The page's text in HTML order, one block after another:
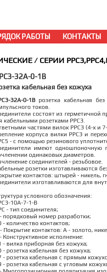
РАБОТЫ КОНТАКТЫ
/ СЕРИИ
32А-0-1В
кабельная без кожуха
32А-0-1Врозетка кабельная
токов.
состоят из герметичной
кабельными розетками РРСЗ.
частями вилок РРСЗ (4-х и
корпуса вилки РРСЗ и
- с помощью резинового
имеют одношпоночную
одинаковых диаметров.
соединителей - резьбовое.
розетки изготавливаются
контактов: штырей - никель,
изготавливаются для
условного обозначения:
10А-7-1-В
- тип соединителя;
порядковый номер разработки;
- количество контактов;
Покрытие контактов: А - золото,
Конструктивное исполнение:
- вилка приборная без кожуха;
- розетка кабельная без кожуха;
- розетка кабельная с прямым
- розетка кабельная с угловым